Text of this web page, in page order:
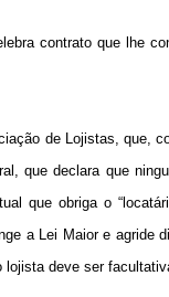
contrato que lhe
de Lojistas, que,
que declara que
que obriga o
a Lei Maior e agride
deve ser